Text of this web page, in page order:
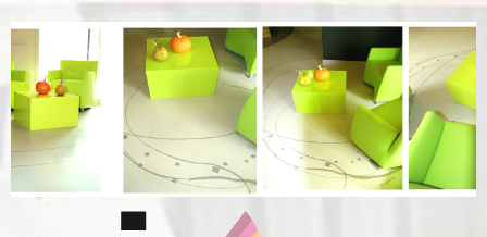
contenu